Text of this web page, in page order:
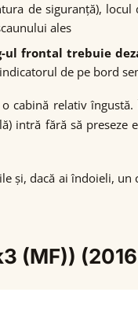
de siguranță),
ales
ul frontal trebuie
de pe bord
cabină relativ
intră fără să
și, dacă ai îndoieli,
(MF))